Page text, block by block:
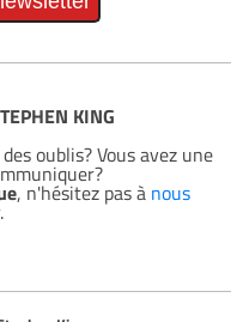
KING
oublis? Vous avez une
, n'hésitez pas à nous
.